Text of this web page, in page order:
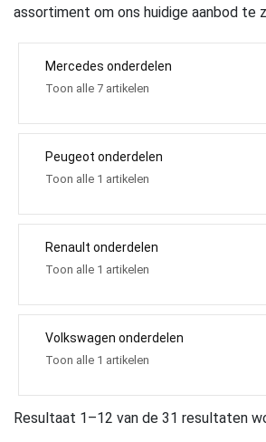
assortiment om ons huidige aanbod te
Mercedes onderdelen
Toon alle 7 artikelen
Peugeot onderdelen
Toon alle 1 artikelen
Renault onderdelen
Toon alle 1 artikelen
Volkswagen onderdelen
Toon alle 1 artikelen
Resultaat 1–12 van de 31 resultaten